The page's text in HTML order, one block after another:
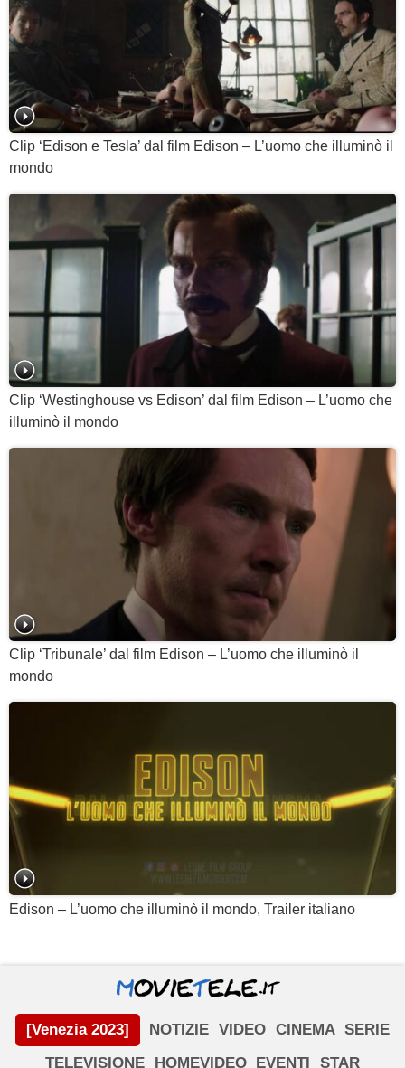
Clip ‘Edison e Tesla’ dal film Edison – L’uomo che illuminò il
mondo
Clip ‘Westinghouse vs Edison’ dal film Edison – L’uomo che
illuminò il mondo
Clip ‘Tribunale’ dal film Edison – L’uomo che illuminò il
mondo
Edison – L’uomo che illuminò il mondo, Trailer italiano
[Venezia 2023] NOTIZIE VIDEO CINEMA SERIE
TELEVISIONE
HOMEVIDEO EVENTI STAR